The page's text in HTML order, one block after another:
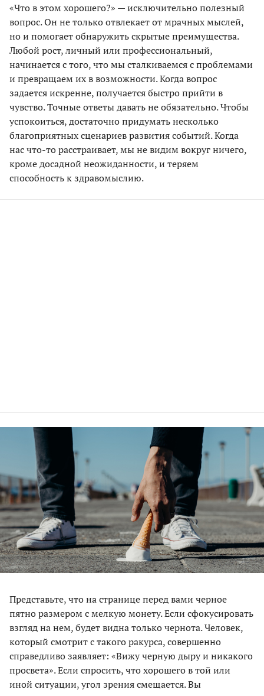
«Что в этом хорошего?» — исключительно полезный
вопрос. Он не только отвлекает от мрачных мыслей,
но и помогает обнаружить скрытые преимущества.
Любой рост, личный или профессиональный,
начинается с того, что мы сталкиваемся с проблемами
и превращаем их в возможности. Когда вопрос
задается искренне, получается быстро прийти в
чувство. Точные ответы давать не обязательно. Чтобы
успокоиться, достаточно придумать несколько
благоприятных сценариев развития событий. Когда
нас что-то расстраивает, мы не видим вокруг ничего,
кроме досадной неожиданности, и теряем
способность к здравомыслию.
Представьте, что на странице перед вами черное
пятно размером с мелкую монету. Если сфокусировать
взгляд на нем, будет видна только чернота. Человек,
который смотрит с такого ракурса, совершенно
справедливо заявляет: «Вижу черную дыру и никакого
просвета». Если спросить, что хорошего в той или
иной ситуации, угол зрения смещается. Вы